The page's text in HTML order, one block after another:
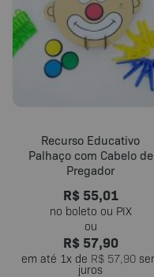
Recurso Educativo
Palhaço com Cabelo de
Pregador
R$55,01
R$57,90
em até 1x de R$57,90
juros